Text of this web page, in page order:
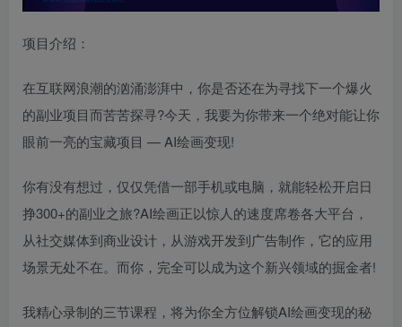
项目介绍：
在互联网浪潮的汹涌澎湃中，你是否还在为寻找下一个爆火
的副业项目而苦苦探寻?今天，我要为你带来一个绝对能让你
眼前一亮的宝藏项目 — AI绘画变现!
你有没有想过，仅仅凭借一部手机或电脑，就能轻松开启日
挣300+的副业之旅?AI绘画正以惊人的速度席卷各大平台，
从社交媒体到商业设计，从游戏开发到广告制作，它的应用
场景无处不在。而你，完全可以成为这个新兴领域的掘金者!
我精心录制的三节课程，将为你全方位解锁AI绘画变现的秘